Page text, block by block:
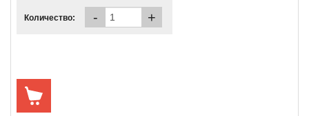
Количество: - +